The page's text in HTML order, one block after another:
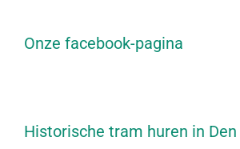
Onze facebook-pagina
Historische tram huren in Den